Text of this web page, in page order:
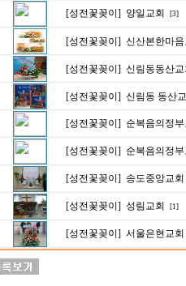
[성전꽃꽂이] 양일교회 [3]
[성전꽃꽂이] 신산본한마음
[성전꽃꽂이] 신림동동산
[성전꽃꽂이] 신림동 동산
[성전꽃꽂이] 순복음의정
[성전꽃꽂이] 순복음의정
[성전꽃꽂이] 송도중앙교회
[성전꽃꽂이] 성림교회 [1]
[성전꽃꽂이] 서울은현교회